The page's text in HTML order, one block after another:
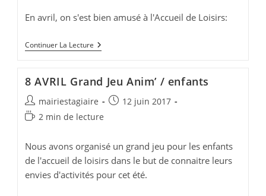
lecture :
En avril, on s'est bien amusé à l'Accueil de Loisirs:
Continuer La Lecture AVRIL
2017
8 AVRIL Grand Jeu Anim’ / enfants
Auteur/autrice
de
mairiestagiaire
Publication
12 juin 2017
Temps
lecture :
2 min de lecture
Nous avons organisé un grand jeu pour les enfants
de l'accueil de loisirs dans le but de connaitre leurs
envies d'activités pour cet été.